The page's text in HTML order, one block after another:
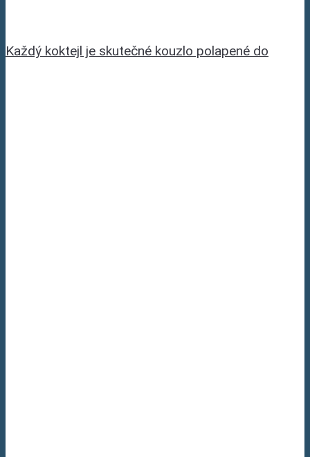
Každý koktejl je skutečné kouzlo polapené do